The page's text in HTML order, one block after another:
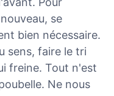
se
bien nécessaire.
sens, faire le tri
freine. Tout n'est
Ne nous